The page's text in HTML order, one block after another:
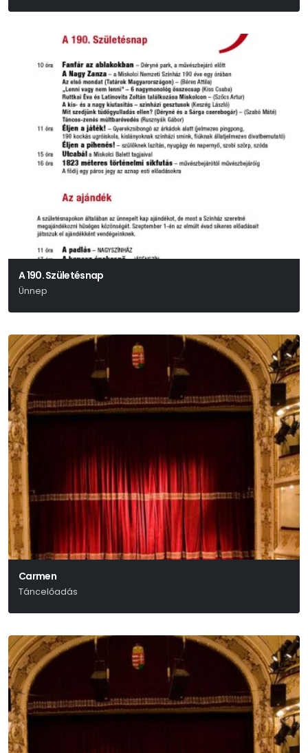
A 190. Születésnap
Ünnep
Carmen
Táncelőadás